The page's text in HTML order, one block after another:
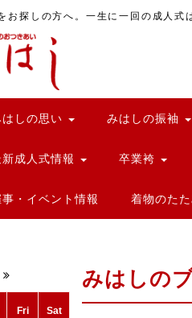
お探しの方へ。一生に一回の成人式
はしの思い みはしの振袖
新成人式情報 卒業袴
事・イベント情報 着物のた
Fri Sat
みはしの